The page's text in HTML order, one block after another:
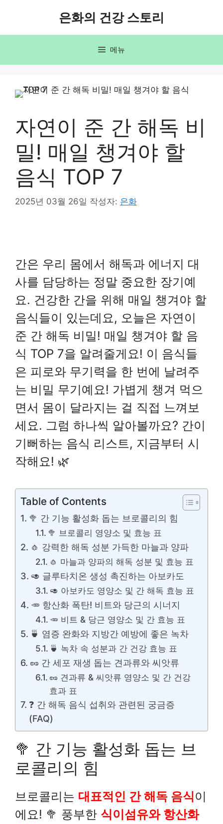
너
은화의 건강 스토리
메뉴
자연이 준 간 해독 비
밀! 매일 챙겨야 할
음식 TOP 7
2025년 03월 26일 작성자: 은화
간은 우리 몸에서 해독과 에너지 대
사를 담당하는 정말 중요한 장기예
요. 건강한 간을 위해 매일 챙겨야 할
음식들이 있는데요, 오늘은 자연이
준 간 해독 비밀! 매일 챙겨야 할 음
식 TOP 7을 알려줄게요! 이 음식들
은 피로와 무기력을 한 번에 날려주
는 비밀 무기예요! 가볍게 챙겨 먹으
면서 몸이 달라지는 걸 직접 느껴보
세요. 그럼 하나씩 알아볼까요? 간이
기뻐하는 음식 리스트, 지금부터 시
작해요! 🌿
Table of Contents
🥦 간 기능 활성화 돕는 브로콜리의 힘
🥦 브로콜리 영양소 및 효능 표
🧄 강력한 해독 성분 가득한 마늘과 양파
🧄 마늘과 양파의 해독 성분 및 효능 표
🥑 글루타치온 생성 촉진하는 아보카도
🥑 아보카도 영양소 및 간 해독 효능 표
🥕 항산화 폭탄! 비트와 당근의 시너지
🥕 비트 & 당근 영양소 및 간 효능 표
🍵 염증 완화와 지방간 예방에 좋은 녹차
🍵 녹차 속 성분과 간 건강 효능 표
🥜 간 세포 재생 돕는 견과류와 씨앗류
🥜 견과류 & 씨앗류 영양소 및 간 건강
효과 표
❓ 간 해독 음식 섭취와 관련된 궁금증
(FAQ)
🥦 간 기능 활성화 돕는 브
로콜리의 힘
브로콜리는 대표적인 간 해독 음식이
에요! 🥦 풍부한 식이섬유와 항산화